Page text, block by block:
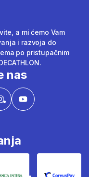
a mi ćemo Vam
i razvoja do
po pristupačnim
nas